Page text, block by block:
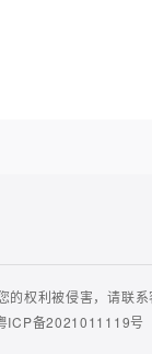
权利被侵害，请联
ICP备2021011119号